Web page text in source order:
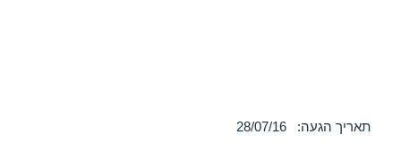
תאריך הגעה: 28/07/16